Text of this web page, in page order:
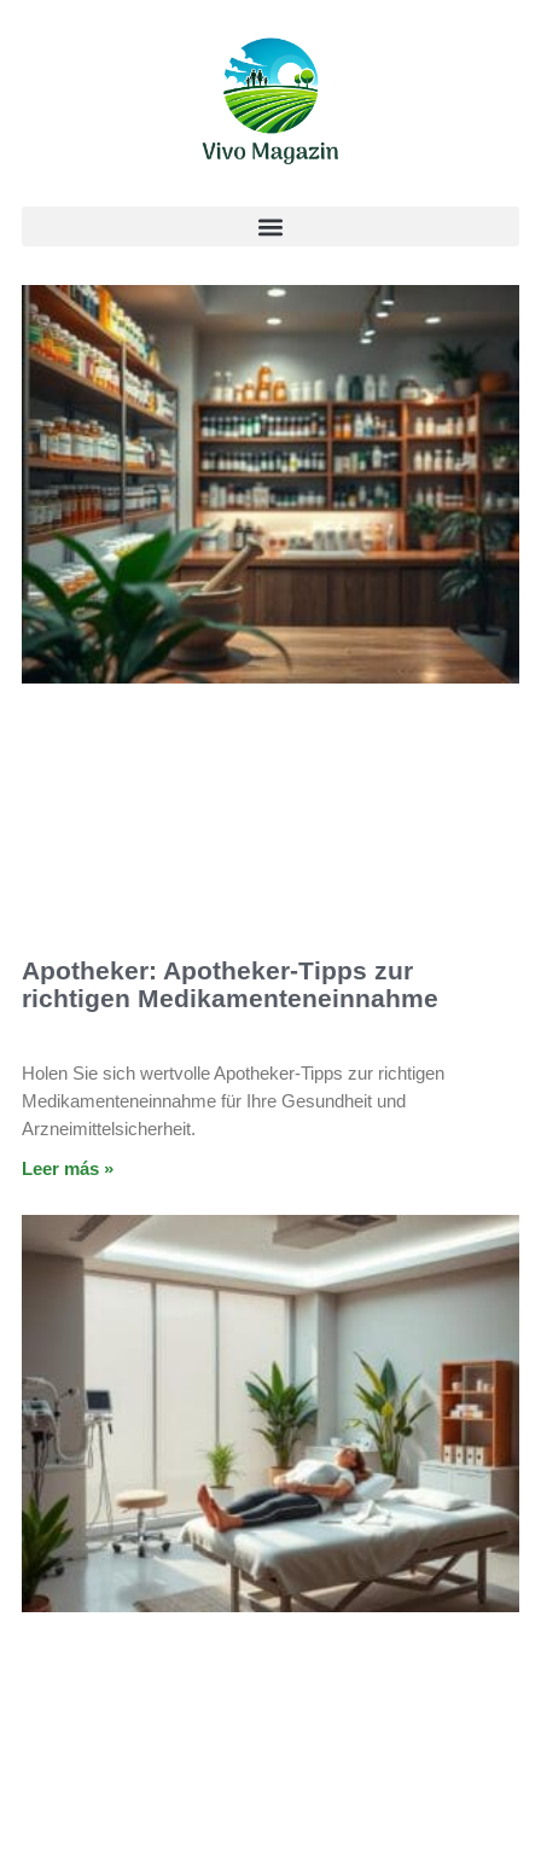
Apotheker: Apotheker-Tipps zur
richtigen Medikamenteneinnahme
Holen Sie sich wertvolle Apotheker-Tipps zur richtigen
Medikamenteneinnahme für Ihre Gesundheit und
Arzneimittelsicherheit.
Leer más »